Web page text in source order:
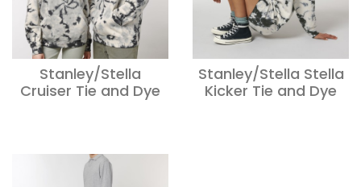
Stanley/Stella
Cruiser Tie and Dye
Stanley/Stella Stella
Kicker Tie and Dye